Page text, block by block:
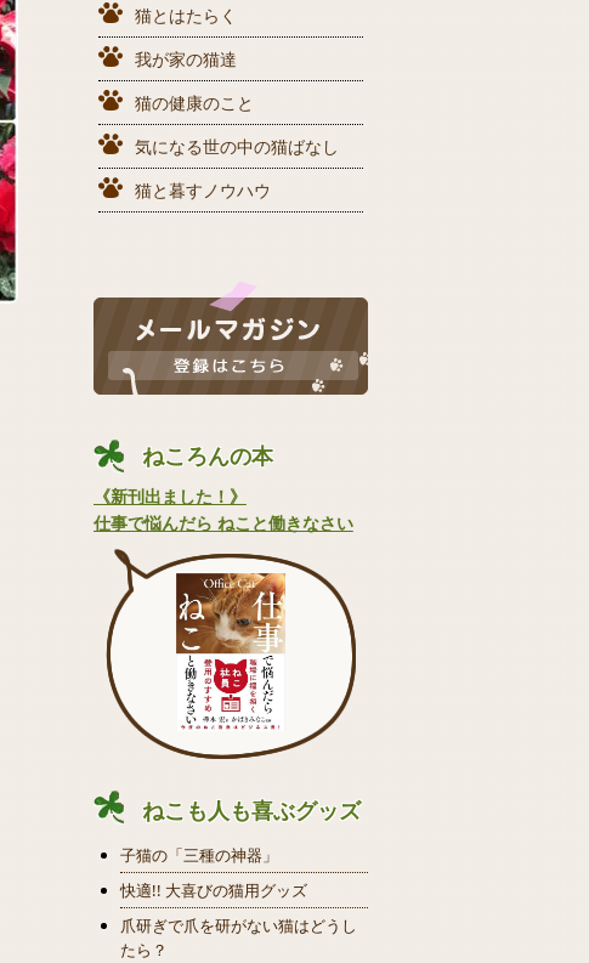
猫とはたらく
我が家の猫達
猫の健康のこと
気になる世の中の猫ばなし
猫と暮すノウハウ
ねころんの本
《新刊出ました！》
仕事で悩んだら ねこと働きなさい
ねこも人も喜ぶグッズ
子猫の「三種の神器」
快適!! 大喜びの猫用グッズ
爪研ぎで爪を研がない猫はどうし
たら？